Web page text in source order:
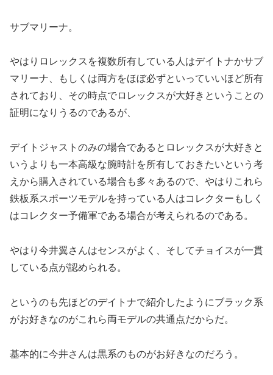
サブマリーナ。
やはりロレックスを複数所有している人はデイトナかサブ
マリーナ、もしくは両方をほぼ必ずといっていいほど所有
されており、その時点でロレックスが大好きということの
証明になりうるのであるが、
デイトジャストのみの場合であるとロレックスが大好きと
いうよりも一本高級な腕時計を所有しておきたいという考
えから購入されている場合も多々あるので、やはりこれら
鉄板系スポーツモデルを持っている人はコレクターもしく
はコレクター予備軍である場合が考えられるのである。
やはり今井翼さんはセンスがよく、そしてチョイスが一貫
している点が認められる。
というのも先ほどのデイトナで紹介したようにブラック系
がお好きなのがこれら両モデルの共通点だからだ。
基本的に今井さんは黒系のものがお好きなのだろう。